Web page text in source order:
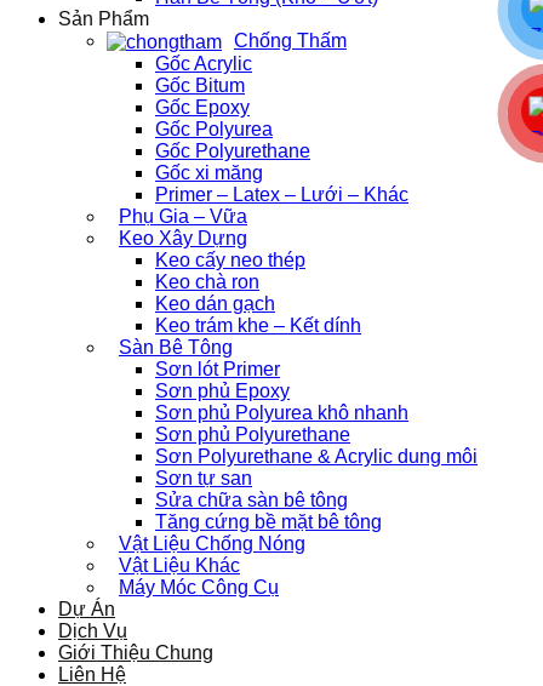
Sản Phẩm
Chống Thấm
Gốc Acrylic
Gốc Bitum
Gốc Epoxy
Gốc Polyurea
Gốc Polyurethane
Gốc xi măng
Primer – Latex – Lưới – Khác
Phụ Gia – Vữa
Keo Xây Dựng
Keo cấy neo thép
Keo chà ron
Keo dán gạch
Keo trám khe – Kết dính
Sàn Bê Tông
Sơn lót Primer
Sơn phủ Epoxy
Sơn phủ Polyurea khô nhanh
Sơn phủ Polyurethane
Sơn Polyurethane & Acrylic dung môi
Sơn tự san
Sửa chữa sàn bê tông
Tăng cứng bề mặt bê tông
Vật Liệu Chống Nóng
Vật Liệu Khác
Máy Móc Công Cụ
Dự Án
Dịch Vụ
Giới Thiệu Chung
Liên Hệ